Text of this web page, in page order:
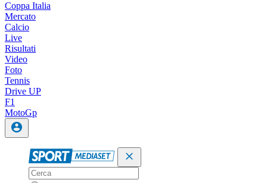
Coppa Italia
Mercato
Calcio
Live
Risultati
Video
Foto
Tennis
Drive UP
F1
MotoGp